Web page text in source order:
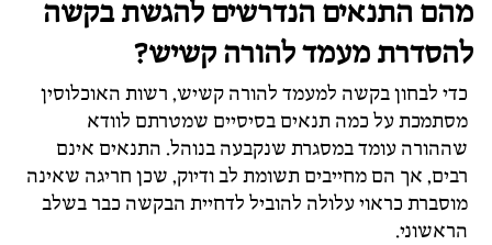
מהם התנאים הנדרשים להגשת בקשה
להסדרת מעמד להורה קשיש?
כדי לבחון בקשה למעמד להורה קשיש, רשות האוכלוסין
מסתמכת על כמה תנאים בסיסיים שמטרתם לוודא
שההורה עומד במסגרת שנקבעה בנוהל. התנאים אינם
רבים, אך הם מחייבים תשומת לב ודיוק, שכן חריגה שאינה
מוסברת כראוי עלולה להוביל לדחיית הבקשה כבר בשלב
הראשוני.